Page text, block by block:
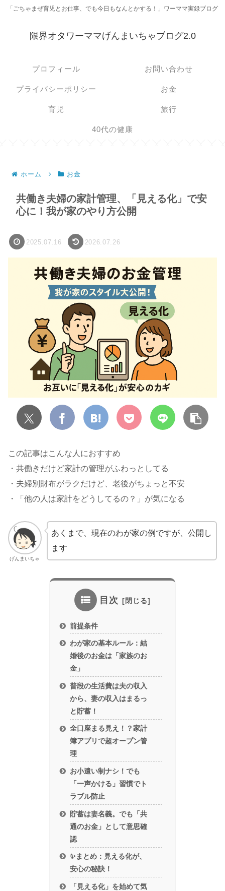
「ごちゃまぜ育児とお仕事、でも今日もなんとかする！」ワーママ実録ブログ
限界オタワーママげんまいちゃブログ2.0
プロフィール お問い合わせ
プライバシーポリシー お金
育児 旅行
40代の健康
ホーム お金
共働き夫婦の家計管理、「見える化」で安
心に！我が家のやり方公開
2025.07.16 2026.07.26
この記事はこんな人におすすめ
・共働きだけど家計の管理がふわっとしてる
・夫婦別財布がラクだけど、老後がちょっと不安
・「他の人は家計をどうしてるの？」が気になる
げんまいちゃ
あくまで、現在のわが家の例ですが、公開し
ます
目次
前提条件
わが家の基本ルール：結
婚後のお金は「家族のお
金」
普段の生活費は夫の収入
から、妻の収入はまるっ
と貯蓄！
全口座まる見え！？家計
簿アプリで超オープン管
理
お小遣い制ナシ！でも
「一声かける」習慣でト
ラブル防止
貯蓄は妻名義。でも「共
通のお金」として意思確
認
✨まとめ：見える化が、
安心の秘訣！
「見える化」を始めて気